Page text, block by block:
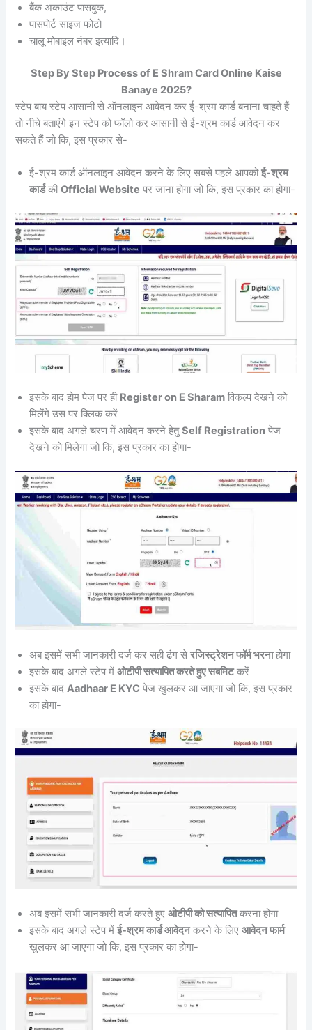
बैंक अकाउंट पासबुक,
पासपोर्ट साइज फोटो
चालू मोबाइल नंबर इत्यादि।
Step By Step Process of E Shram Card Online Kaise
Banaye 2025?
स्टेप बाय स्टेप आसानी से ऑनलाइन आवेदन कर ई-श्रम कार्ड बनाना चाहते हैं
तो नीचे बताएंगे इन स्टेप को फॉलो कर आसानी से ई-श्रम कार्ड आवेदन कर
सकते हैं जो कि, इस प्रकार से-
ई-श्रम कार्ड ऑनलाइन आवेदन करने के लिए सबसे पहले आपकोई-श्रम
कार्डकीOfficial Website पर जाना होगा जो कि, इस प्रकार का होगा-
इसके बाद होम पेज पर ही Register on E Sharam विकल्प देखने को
मिलेंगे उस पर क्लिक करें
इसके बाद अगले चरण में आवेदन करने हेतुSelf Registration पेज
देखने को मिलेगा जो कि, इस प्रकार का होगा-
अब इसमें सभी जानकारी दर्ज कर सही ढंग सेरजिस्ट्रेशन फॉर्म भरनाहोगा
इसके बाद अगले स्टेप मेंओटीपी सत्यापित करते हुए सबमिटकरें
इसके बाद Aadhaar E KYC पेज खुलकर आ जाएगा जो कि, इस प्रकार
का होगा-
अब इसमें सभी जानकारी दर्ज करते हुएओटीपी को सत्यापितकरना होगा
इसके बाद अगले स्टेप मेंई-श्रम कार्ड आवेदनकरने के लिएआवेदन फार्म
खुलकर आ जाएगा जो कि, इस प्रकार का होगा-